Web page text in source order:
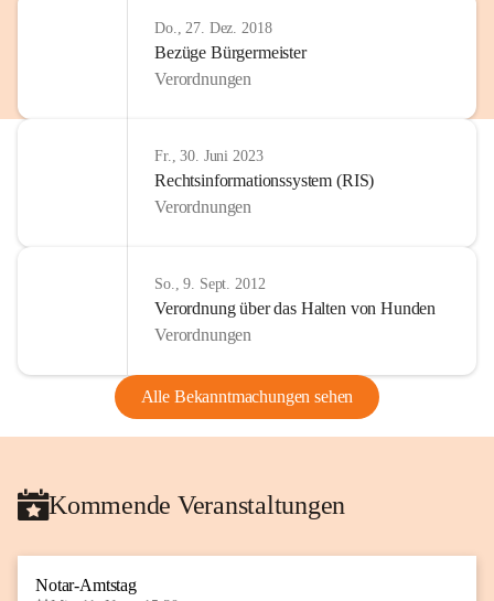
Do., 27. Dez. 2018
Bezüge Bürgermeister
Verordnungen
Fr., 30. Juni 2023
Rechtsinformationssystem (RIS)
Verordnungen
So., 9. Sept. 2012
Verordnung über das Halten von Hunden
Verordnungen
Alle Bekanntmachungen sehen
Kommende Veranstaltungen
Notar-Amtstag